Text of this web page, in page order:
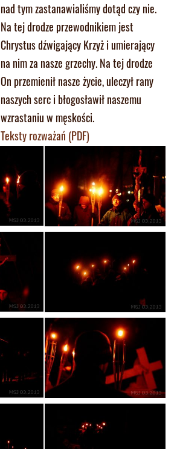
nad tym zastanawialiśmy dotąd czy nie.
Na tej drodze przewodnikiem jest
Chrystus dźwigający Krzyż i umierający
na nim za nasze grzechy. Na tej drodze
On przemienił nasze życie, uleczył rany
naszych serc i błogosławił naszemu
wzrastaniu w męskości.
Teksty rozważań (PDF)